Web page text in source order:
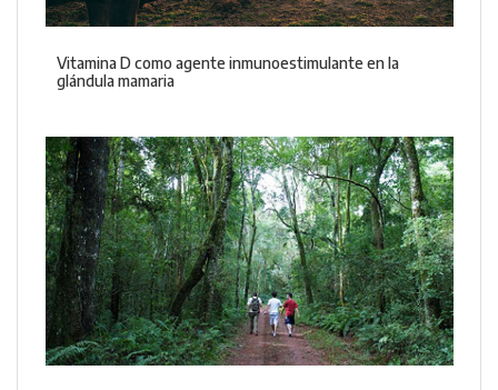
Vitamina D como agente inmunoestimulante en la
glándula mamaria